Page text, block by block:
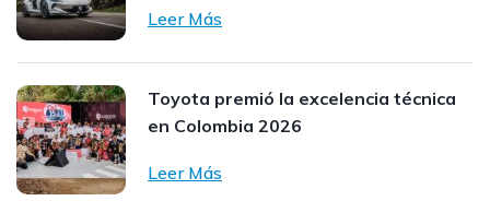
Leer Más
Toyota premió la excelencia técnica
en Colombia 2026
Leer Más